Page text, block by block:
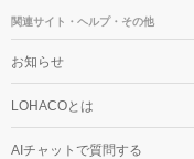
関連サイト・ヘルプ・その他
お知らせ
LOHACOとは
AIチャットで質問する